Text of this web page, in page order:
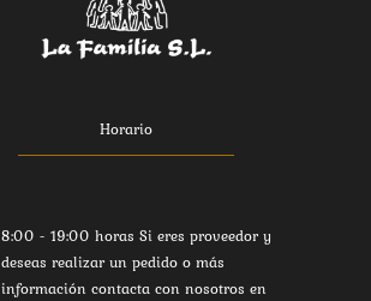
Horario
8:00 - 19:00 horas Si eres proveedor y
deseas realizar un pedido o más
información contacta con nosotros en